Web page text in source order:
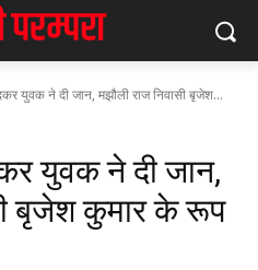
युवक ने दी जान, मझौली राज निवासी बृजेश...
युवक ने दी जान,
बृजेश कुमार के रूप